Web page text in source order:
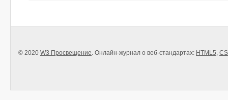
© 2020 W3 Просвещение . Онлайн-журнал о веб-стандартах: HTML5